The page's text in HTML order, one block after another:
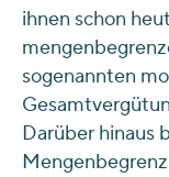
ihnen schon
sogenannten
Darüber hinaus